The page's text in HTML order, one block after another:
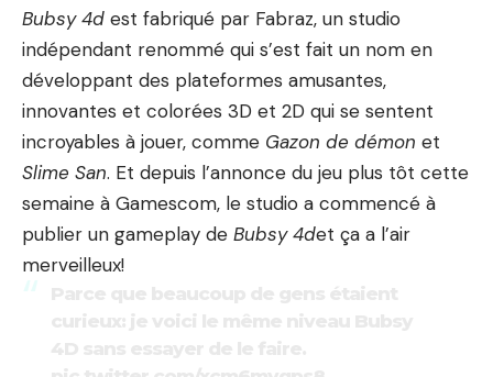
Bubsy 4d est fabriqué par Fabraz, un studio
indépendant renommé qui s’est fait un nom en
développant des plateformes amusantes,
innovantes et colorées 3D et 2D qui se sentent
incroyables à jouer, comme Gazon de démon et
Slime San. Et depuis l’annonce du jeu plus tôt cette
semaine à Gamescom, le studio a commencé à
publier un gameplay de Bubsy 4det ça a l’air
merveilleux!